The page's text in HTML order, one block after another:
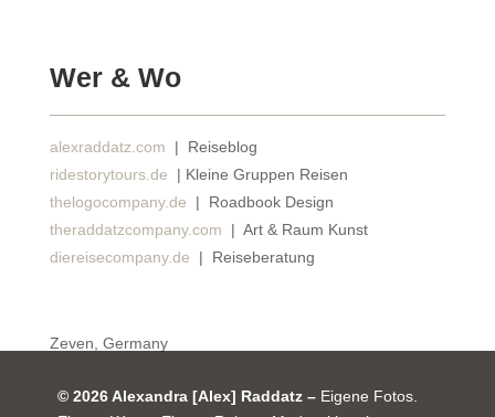
Wer & Wo
alexraddatz.com | Reiseblog
ridestorytours.de | Kleine Gruppen Reisen
thelogocompany.de | Roadbook Design
theraddatzcompany.com
| Art & Raum Kunst
diereisecompany.de
| Reiseberatung
Zeven, Germany
© 2026 Alexandra [Alex] Raddatz – Eigene Fotos.